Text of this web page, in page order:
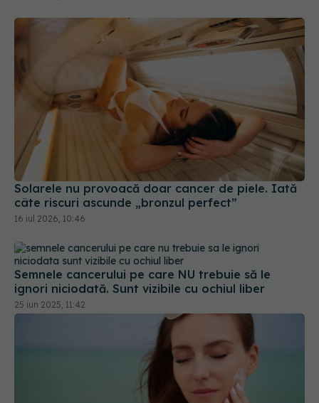
Solarele nu provoacă doar cancer de piele. Iată
câte riscuri ascunde „bronzul perfect”
16 iul 2026, 10:46
Semnele cancerului pe care NU trebuie să le
ignori niciodată. Sunt vizibile cu ochiul liber
25 iun 2025, 11:42